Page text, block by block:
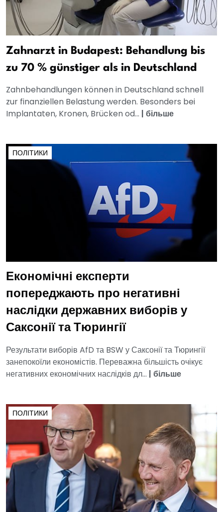
Zahnarzt in Budapest: Behandlung bis
zu 70 % günstiger als in Deutschland
Zahnbehandlungen können in Deutschland schnell
zur finanziellen Belastung werden. Besonders bei
Implantaten, Kronen, Brücken od... | більше
ПОЛІТИКИ
Економічні експерти
попереджають про негативні
наслідки державних виборів у
Саксонії та Тюрингії
Результати виборів AfD та BSW у Саксонії та Тюрингії
занепокоїли економістів. Переважна більшість очікує
негативних економічних наслідків дл... | більше
ПОЛІТИКИ